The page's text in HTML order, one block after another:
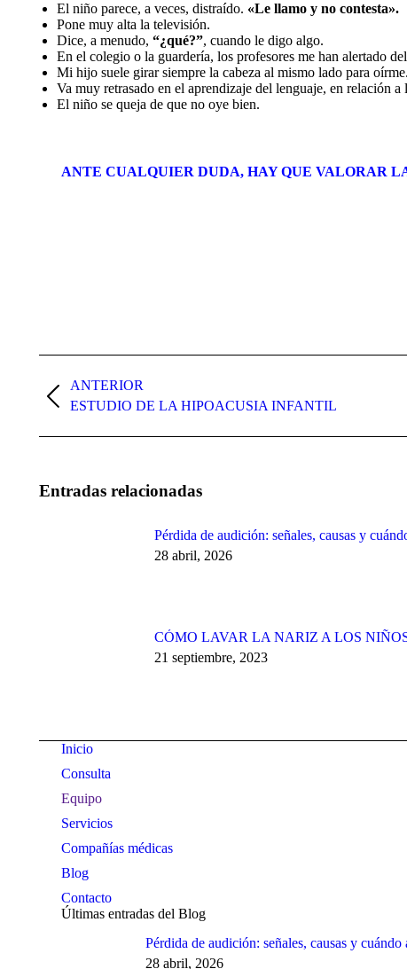
El niño parece, a veces, distraído. «Le llamo y no contesta».
Pone muy alta la televisión.
Dice, a menudo, “¿qué?”, cuando le digo algo.
En el colegio o la guardería, los profesores me han alertado
Mi hijo suele girar siempre la cabeza al mismo lado para oírme.
Va muy retrasado en el aprendizaje del lenguaje, en relación a
El niño se queja de que no oye bien.
ANTE CUALQUIER DUDA, HAY QUE VALORAR
entre
publicaciones
ANTERIOR
Publicación
ESTUDIO DE LA HIPOACUSIA INFANTIL
Entradas relacionadas
Pérdida de audición: señales, causas y
28 abril, 2026
CÓMO LAVAR LA NARIZ A LOS
21 septiembre, 2023
Inicio
Consulta
Equipo
Servicios
Compañías médicas
Blog
Contacto
Últimas entradas del Blog
Pérdida de audición: señales, causas y
28 abril, 2026